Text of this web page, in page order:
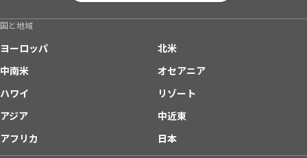
国と地域
ヨーロッパ
北米
中南米
オセアニア
ハワイ
リゾート
アジア
中近東
アフリカ
日本